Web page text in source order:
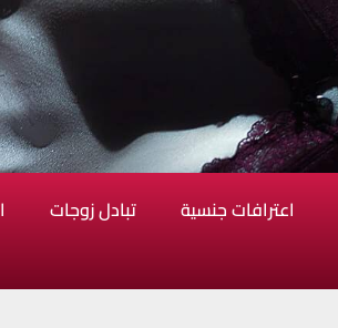
اعترافات جنسية تبادل زوجات